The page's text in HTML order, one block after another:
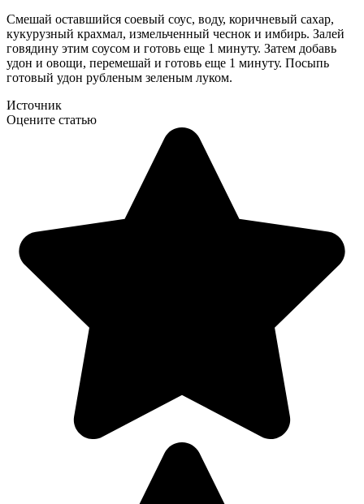
Смешай оставшийся соевый соус, воду, коричневый сахар,
кукурузный крахмал, измельченный чеснок и имбирь. Залей
говядину этим соусом и готовь еще 1 минуту. Затем добавь
удон и овощи, перемешай и готовь еще 1 минуту. Посыпь
готовый удон рубленым зеленым луком.
Источник
Оцените статью